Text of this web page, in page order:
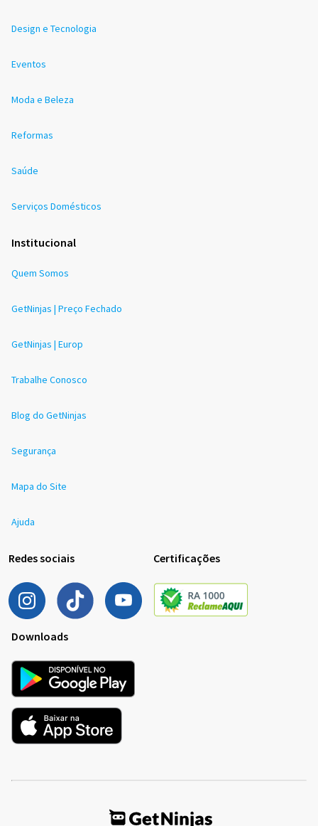
Design e Tecnologia
Eventos
Moda e Beleza
Reformas
Saúde
Serviços Domésticos
Institucional
Quem Somos
GetNinjas | Preço Fechado
GetNinjas | Europ
Trabalhe Conosco
Blog do GetNinjas
Segurança
Mapa do Site
Ajuda
Redes sociais Certificações
Downloads